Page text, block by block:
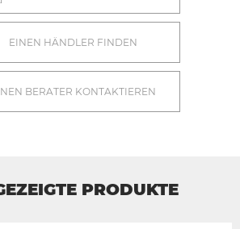
EINEN HÄNDLER FINDEN
BERATER KONTAKTIEREN
PRODUKTE